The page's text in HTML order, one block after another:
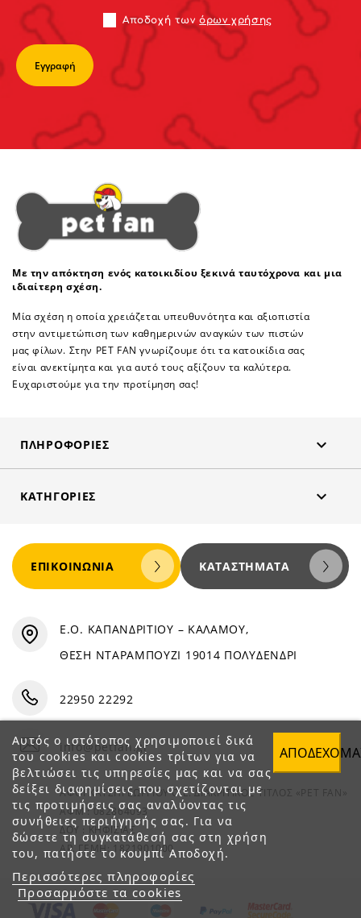
Αποδoχή τωνόρων χρήσης
Με την απόκτηση ενός κατοικιδίου ξεκινά ταυτόχρονα και μια
ιδιαίτερη σχέση.
Μία σχέση η οποία χρειάζεται υπευθυνότητα και αξιοπιστία
στην αντιμετώπιση των καθημερινών αναγκών των πιστών
μας φίλων. Στην PET FAN γνωρίζουμε ότι τα κατοικίδια σας
είναι ανεκτίμητα και για αυτό τους αξίζουν τα καλύτερα.
Ευχαριστούμε για την προτίμηση σας!
ΠΛΗΡΟΦΟΡΊΕΣ 
ΚΑΤΗΓΟΡΊΕΣ 
Αυτός ο ιστότοπος χρησιμοποιεί δικά
του cookies και cookies τρίτων για να
βελτιώσει τις υπηρεσίες μας και να σας
δείξει διαφημίσεις που σχετίζονται με
τις προτιμήσεις σας αναλύοντας τις
συνήθειες περιήγησής σας. Για να
δώσετε τη συγκατάθεσή σας στη χρήση
του, πατήστε το κουμπί Αποδοχή.
Περισσότερες πληροφορίες
Προσαρμόστε τα cookies
ΕΠΙΚΟΙΝΩΝΊΑ ΚΑΤΑΣΤΉΜΑΤΑ
Ε.Ο. ΚΑΠΑΝΔΡΙΤΙΟΥ – ΚΑΛΑΜΟΥ,
ΘΕΣΗ ΝΤΑΡΑΜΠΟΥΖΙ 19014 ΠΟΛΥΔΕΝΔΡΙ
22950 22292
info@petfan.gr
ΑΦΟΙ ΧΑΤΖΗΓΕΩΡΓΙΟΥ Ο.Ε. ΔΙΑΚΡΙΤΙΚΟΣ ΤΙΤΛΟΣ «PET FAN»
ΑΦΜ : 082864093
ΔΟΥ : ΚΗΦΙΣΙΑΣ
ΑΡ. ΓΕΜΗ: 1821901000